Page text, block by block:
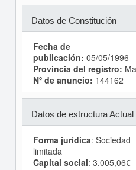
Datos de Constitución
Fecha de
publicación: 05/05/1996
Provincia del registro:
Nº de anuncio: 144162
Datos de estructura Actual
Forma jurídica: Sociedad
limitada
Capital social: 3.005,06€